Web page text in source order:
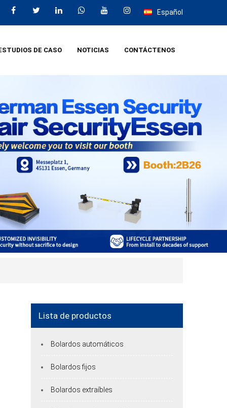
Español
DE CASO NOTICIAS CONTÁCTENOS
Lista de productos
Bolardos automáticos
Bolardos fijos
Bolardos extraíbles